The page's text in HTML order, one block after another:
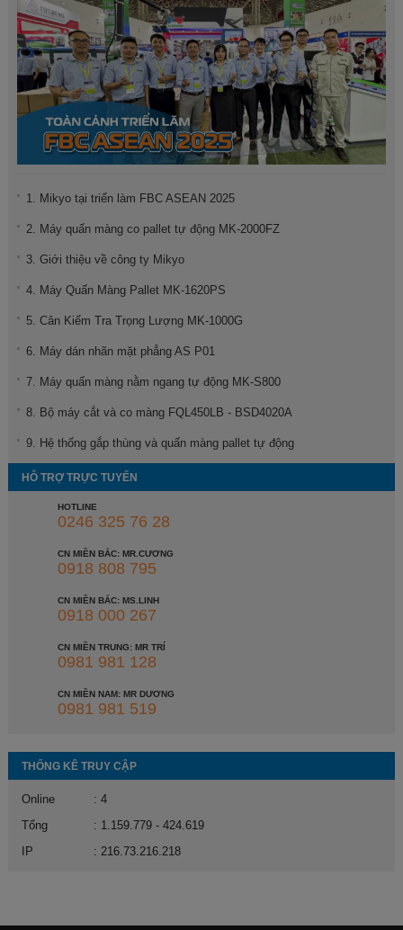
1. Mikyo tại triển làm FBC ASEAN 2025
2. Máy quấn màng co pallet tự động MK-2000FZ
3. Giới thiệu về công ty Mikyo
4. Máy Quấn Màng Pallet MK-1620PS
5. Cân Kiểm Tra Trọng Lượng MK-1000G
6. Máy dán nhãn mặt phẳng AS P01
7. Máy quấn màng nằm ngang tự động MK-S800
8. Bộ máy cắt và co màng FQL450LB - BSD4020A
9. Hệ thống gắp thùng và quấn màng pallet tự động
HỖ TRỢ TRỰC TUYẾN
HOTLINE
0246 325 76 28
CN MIỀN BẮC: MR.CƯƠNG
0918 808 795
CN MIỀN BẮC: MS.LINH
0918 000 267
CN MIỀN TRUNG: MR TRÍ
0981 981 128
CN MIỀN NAM: MR DƯƠNG
0981 981 519
THỐNG KÊ TRUY CẬP
Online
: 4
Tổng
: 1.159.779 - 424.619
IP
: 216.73.216.218